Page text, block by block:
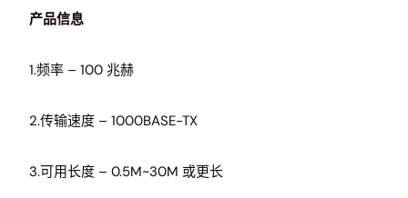
产品信息
1.频率 – 100 兆赫
2.传输速度 – 1000BASE-TX
3.可用长度 – 0.5M~30M 或更长